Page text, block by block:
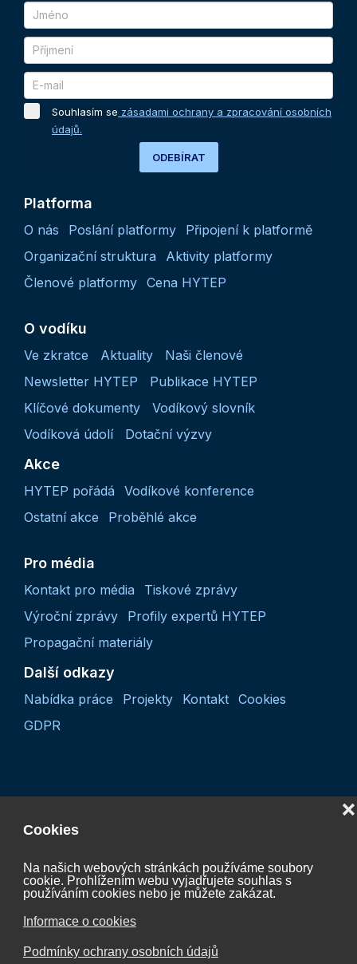
Cookies
Na našich webových stránkách používáme soubory
cookie. Prohlížením webu vyjadřujete souhlas s
používáním cookies nebo je můžete zakázat.
Informace o cookies
Podmínky ochrany osobních údajů
❌
Souhlasím se zásadami ochrany a zpracování osobních
údajů.
ODEBÍRAT
Platforma
O nás Poslání platformy
Připojení k platformě
Organizační struktura
Aktivity platformy
Členové platformy Cena HYTEP
O vodíku
Ve zkratce Aktuality
Naši členové
Newsletter HYTEP
Publikace HYTEP
Klíčové dokumenty
Vodíkový slovník
Vodíková údolí
Dotační výzvy
Akce
HYTEP pořádá
Vodíkové konference
Ostatní akce
Proběhlé akce
Pro média
Kontakt pro média
Tiskové zprávy
Výroční zprávy
Profily expertů HYTEP
Propagační materiály
Další odkazy
Nabídka práce Projekty Kontakt Cookies
GDPR
Projekt “Koordinační činnost České vodíkové
technologické platformy 2027“